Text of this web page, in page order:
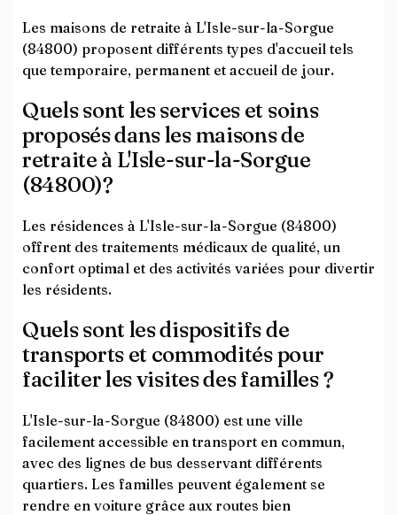
Les maisons de retraite à L'Isle-sur-la-Sorgue
(84800) proposent différents types d'accueil tels
que temporaire, permanent et accueil de jour.
Quels sont les services et soins
proposés dans les maisons de
retraite à L'Isle-sur-la-Sorgue
(84800)?
Les résidences à L'Isle-sur-la-Sorgue (84800)
offrent des traitements médicaux de qualité, un
confort optimal et des activités variées pour divertir
les résidents.
Quels sont les dispositifs de
transports et commodités pour
faciliter les visites des familles ?
L'Isle-sur-la-Sorgue (84800) est une ville
facilement accessible en transport en commun,
avec des lignes de bus desservant différents
quartiers. Les familles peuvent également se
rendre en voiture grâce aux routes bien